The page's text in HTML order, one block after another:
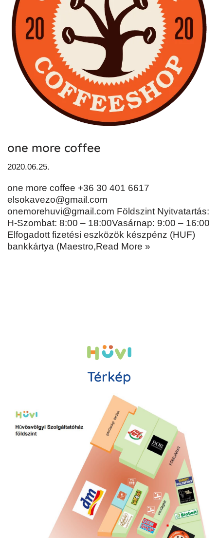
one more coffee
2020.06.25.
one more coffee +36 30 401 6617
elsokavezo@gmail.com
onemorehuvi@gmail.com Földszint Nyitvatartás:
H-Szombat: 8:00 – 18:00Vasárnap: 9:00 – 16:00
Elfogadott fizetési eszközök készpénz (HUF)
bankkártya (Maestro,Read More »
Térkép